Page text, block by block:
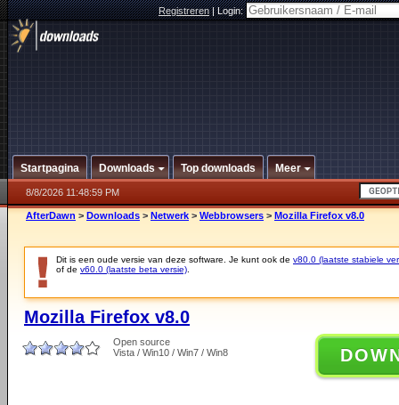
Registreren|Login:
Startpagina Downloads Top downloads Meer
8/8/2026 11:48:59 PM
AfterDawn > Downloads > Netwerk > Webbrowsers > Mozilla Firefox v8.0
Dit is een oude versie van deze software. Je kunt ook de v80.0 (laatste stabiele
of de v60.0 (laatste beta versie)
Mozilla Firefox v8.0
Open source
Vista / Win10 / Win7 / Win8